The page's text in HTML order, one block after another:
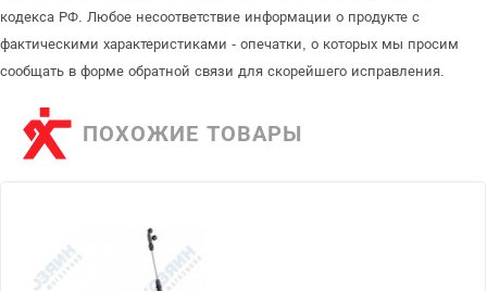
кодекса РФ. Любое несоответствие информации о продукте с
фактическими характеристиками - опечатки, о которых мы просим
сообщать в форме обратной связи для скорейшего исправления.
ПОХОЖИЕ ТОВАРЫ